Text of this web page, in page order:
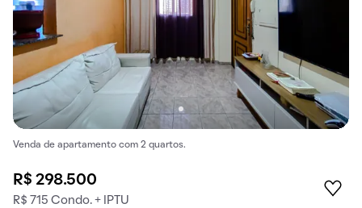
Venda de apartamento com 2 quartos.
R$ 298.500
R$ 715 Condo. + IPTU